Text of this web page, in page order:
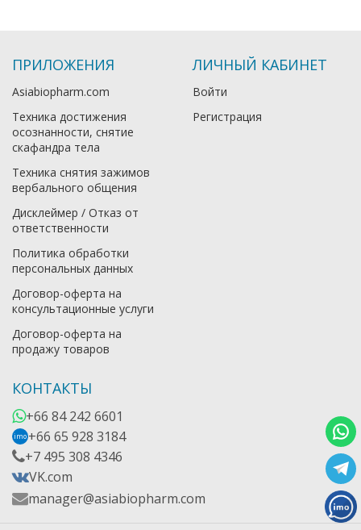
ПРИЛОЖЕНИЯ
Asiabiopharm.com
Техника достижения
осознанности, снятие
скафандра тела
Техника снятия зажимов
вербального общения
Дисклеймер / Отказ от
ответственности
Политика обработки
персональных данных
Договор-оферта на
консультационные услуги
Договор-оферта на
продажу товаров
ЛИЧНЫЙ КАБИНЕТ
Войти
Регистрация
КОНТАКТЫ
+66 84 242 6601
imo +66 65 928 3184
+7 495 308 4346
VK.com
manager@asiabiopharm.com